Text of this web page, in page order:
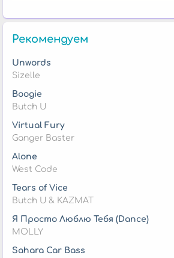
Рекомендуем
Unwords
Sizelle
Boogie
Butch U
Virtual Fury
Ganger Baster
Alone
West Code
Tears of Vice
Butch U & KAZMAT
Я Просто Люблю Тебя (Dance)
MOLLY
Sahara Car Bass